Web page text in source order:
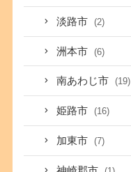
淡路市 (2)
洲本市 (6)
南あわじ市 (19)
姫路市 (16)
加東市 (7)